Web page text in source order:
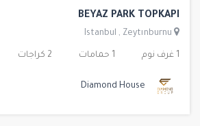
BEYAZ PARK TOPKAPI
Istanbul , Zeytınburnu
1 غرف نوم 1 حمامات 2 كراجات
Diamond House